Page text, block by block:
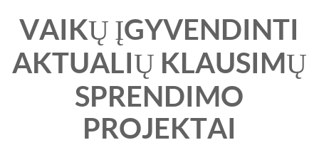
VAIKŲ ĮGYVENDINTI
AKTUALIŲ KLAUSIMŲ
SPRENDIMO
PROJEKTAI